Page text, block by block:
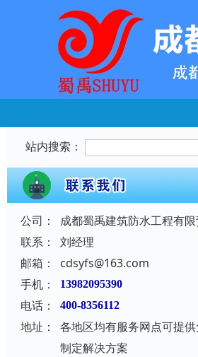
站内搜索：
公司：
成都蜀禹建筑防水工程有
联系：
刘经理
邮箱：
cdsyfs@163.com
手机：
13982095390
电话： 400-8356112
地址：
各地区均有服务网点可提
制定解决方案